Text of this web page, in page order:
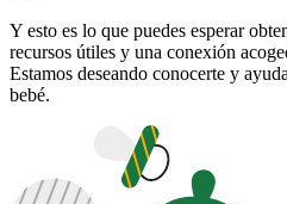
Y esto es lo que puedes esperar
recursos útiles y una conexión
Estamos deseando conocerte y
bebé.